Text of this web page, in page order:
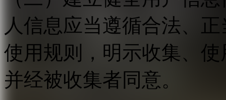
人信息应当遵循合法、
使用规则，明示收集、
并经被收集者同意。